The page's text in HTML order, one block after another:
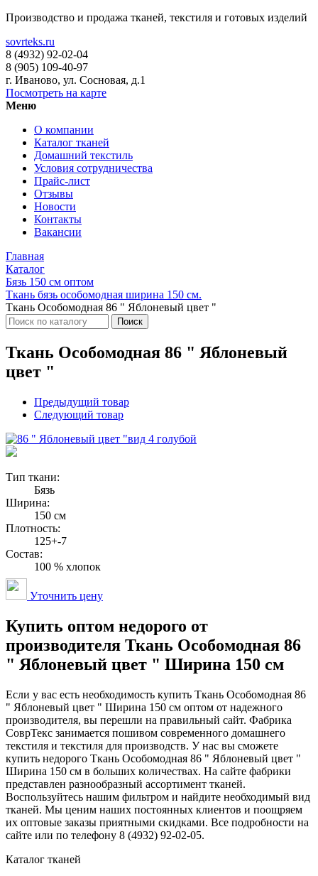
Производство и продажа тканей, текстиля и готовых изделий
sovrteks.ru
8 (4932) 92-02-04
8 (905) 109-40-97
г. Иваново, ул. Сосновая, д.1
Посмотреть на карте
Меню
О компании
Каталог тканей
Домашний текстиль
Условия сотрудничества
Прайс-лист
Отзывы
Новости
Контакты
Вакансии
Главная
Каталог
Бязь 150 см оптом
Ткань бязь особомодная ширина 150 см.
Ткань Особомодная 86 " Яблоневый цвет "
Поиск
Ткань Особомодная 86 " Яблоневый
цвет "
Предыдущий товар
Следующий товар
вид 4 голубой
Тип ткани:
Бязь
Ширина:
150 см
Плотность:
125+-7
Состав:
100 % хлопок
Уточнить цену
Купить оптом недорого от
производителя Ткань Особомодная 86
" Яблоневый цвет " Ширина 150 см
Если у вас есть необходимость купить Ткань Особомодная 86
" Яблоневый цвет " Ширина 150 см оптом от надежного
производителя, вы перешли на правильный сайт. Фабрика
СоврТекс занимается пошивом современного домашнего
текстиля и текстиля для производств. У нас вы сможете
купить недорого Ткань Особомодная 86 " Яблоневый цвет "
Ширина 150 см в больших количествах. На сайте фабрики
представлен разнообразный ассортимент тканей.
Воспользуйтесь нашим фильтром и найдите необходимый вид
тканей. Мы ценим наших постоянных клиентов и поощряем
их оптовые заказы приятными скидками. Все подробности на
сайте или по телефону 8 (4932) 92-02-05.
Каталог тканей